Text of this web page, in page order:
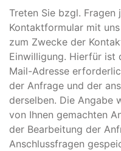
Treten Sie bzgl.
Kontaktformular mit
zum Zwecke der
Einwilligung. Hierfür ist
Mail-Adresse
der Anfrage und der
derselben. Die Angabe
von Ihnen gemachten
der Bearbeitung der
Anschlussfragen